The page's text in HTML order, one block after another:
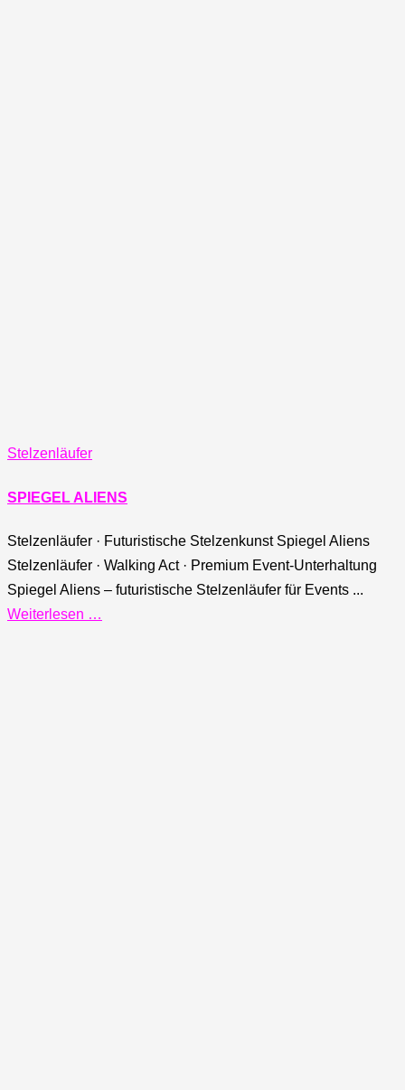
Stelzenläufer
SPIEGEL ALIENS
Stelzenläufer · Futuristische Stelzenkunst Spiegel Aliens
Stelzenläufer · Walking Act · Premium Event-Unterhaltung
Spiegel Aliens – futuristische Stelzenläufer für Events ...
Weiterlesen …